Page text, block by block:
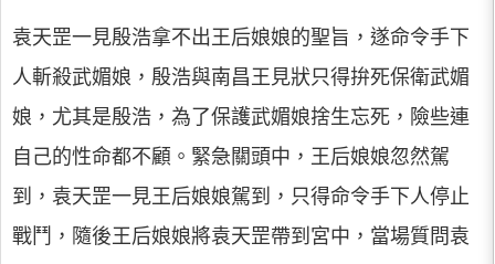
袁天罡一見殷浩拿不出王后娘娘的聖旨，遂命令手下
人斬殺武媚娘，殷浩與南昌王見狀只得拚死保衛武媚
娘，尤其是殷浩，為了保護武媚娘捨生忘死，險些連
自己的性命都不顧。緊急關頭中，王后娘娘忽然駕
到，袁天罡一見王后娘娘駕到，只得命令手下人停止
戰鬥，隨後王后娘娘將袁天罡帶到宮中，當場質問袁